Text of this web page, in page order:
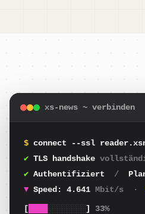
xs-news ~ verbinden
$ connect --ssl
✔ TLS handshake
✔ Authentifiziert /
▼ Speed: 4.835 Mbit/s ·
[
] 42%